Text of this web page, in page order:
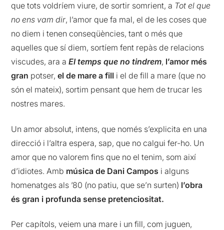
que tots voldríem viure, de sortir somrient, a Tot el que
no ens vam dir, l’amor que fa mal, el de les coses que
no diem i tenen conseqüències, tant o més que
aquelles que sí diem, sortíem fent repàs de relacions
viscudes, ara aEl temps que no tindrem, l’amor més
gran potser,el de mare a fill i el de fill a mare (que no
són el mateix), sortim pensant que hem de trucar les
nostres mares.
Un amor absolut, intens, que només s’explicita en una
direcció i l’altra espera, sap, que no calgui fer-ho. Un
amor que no valorem fins que no el tenim, som així
d’idiotes. Amb música de Dani Campos i alguns
homenatges als ’80 (no patiu, que se’n surten) l’obra
és gran i profunda sense pretenciositat.
Per capítols, veiem una mare i un fill, com juguen,